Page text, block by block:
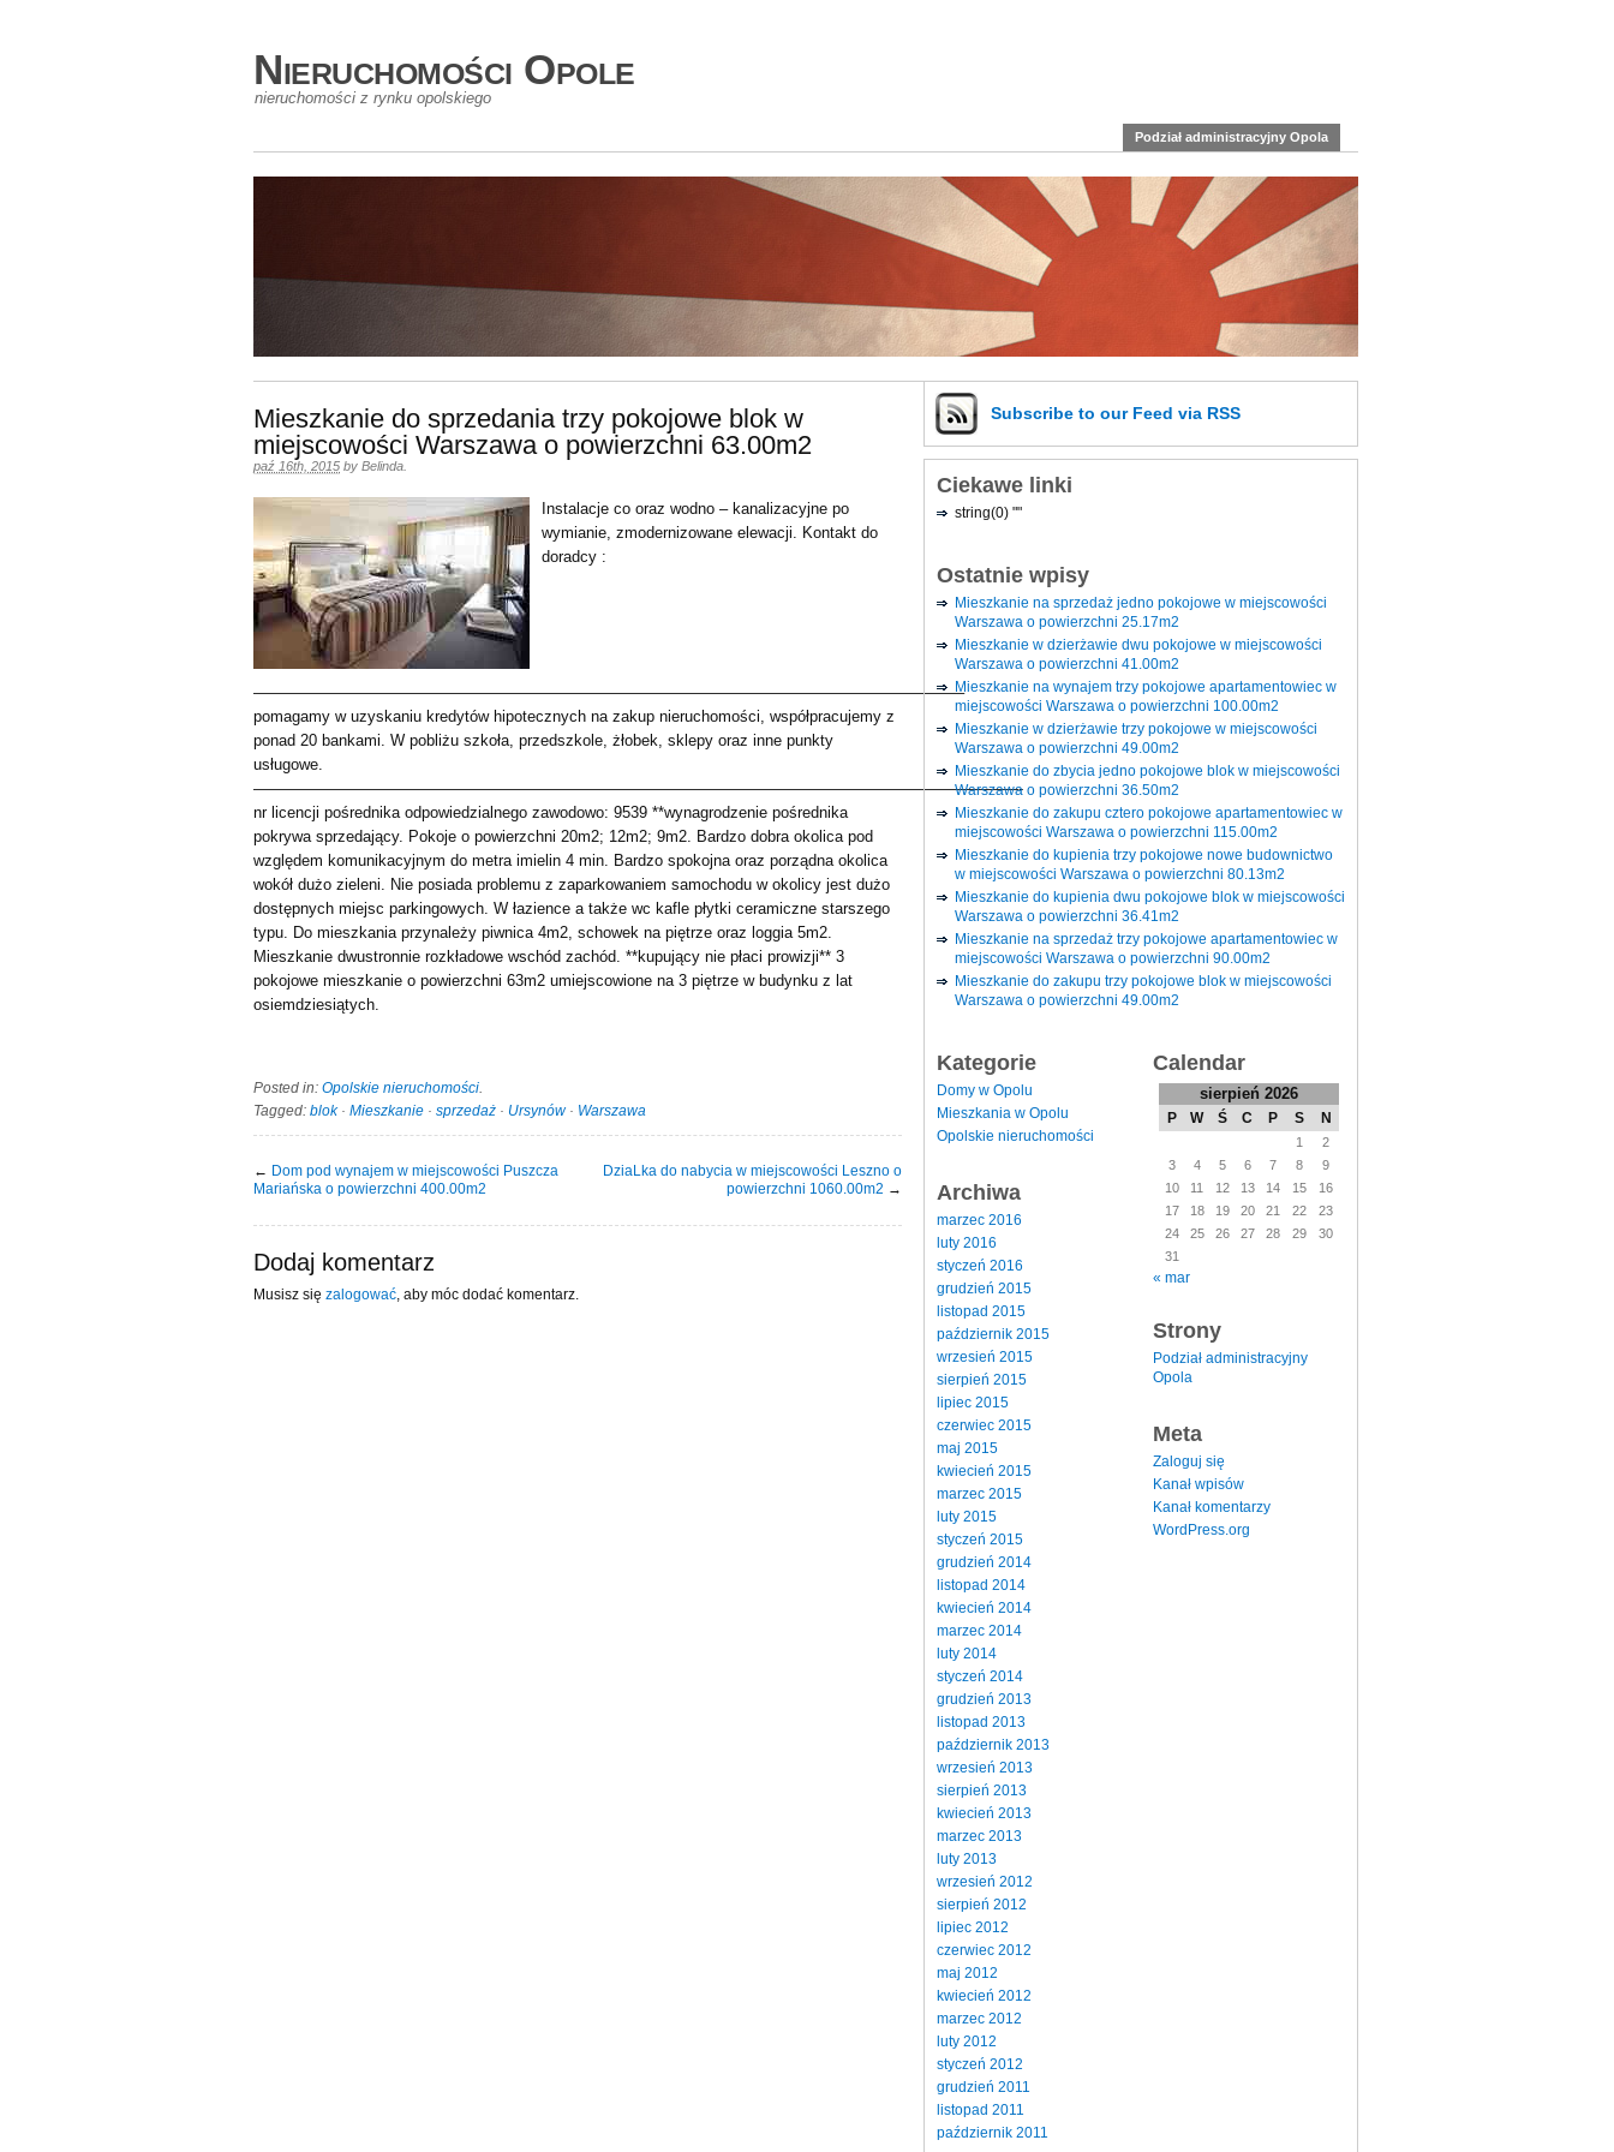
Nieruchomości Opole
nieruchomości z rynku opolskiego
Podział administracyjny Opola
Mieszkanie do sprzedania trzy pokojowe blok w
miejscowości Warszawa o powierzchni 63.00m2
paź 16th, 2015 by Belinda
Instalacje co oraz wodno – kanalizacyjne po
wymianie, zmodernizowane elewacji. Kontakt do
doradcy :
—————————————————————————————————————————————–
pomagamy w uzyskaniu kredytów hipotecznych na zakup nieruchomości, współpracujemy z
ponad 20 bankami. W pobliżu szkoła, przedszkole, żłobek, sklepy oraz inne punkty
usługowe.
—————————————————————————————————————————————————-
nr licencji pośrednika odpowiedzialnego zawodowo: 9539 **wynagrodzenie pośrednika
pokrywa sprzedający. Pokoje o powierzchni 20m2; 12m2; 9m2. Bardzo dobra okolica pod
względem komunikacyjnym do metra imielin 4 min. Bardzo spokojna oraz porządna okolica
wokół dużo zieleni. Nie posiada problemu z zaparkowaniem samochodu w okolicy jest dużo
dostępnych miejsc parkingowych. W łazience a także wc kafle płytki ceramiczne starszego
typu. Do mieszkania przynależy piwnica 4m2, schowek na piętrze oraz loggia 5m2.
Mieszkanie dwustronnie rozkładowe wschód zachód. **kupujący nie płaci prowizji** 3
pokojowe mieszkanie o powierzchni 63m2 umiejscowione na 3 piętrze w budynku z lat
osiemdziesiątych.
Posted in: Opolskie nieruchomości.
Tagged: blok· Mieszkanie · sprzedaż · Ursynów· Warszawa
← Dom pod wynajem w miejscowości Puszcza
Mariańska o powierzchni 400.00m2
DziaLka do nabycia w miejscowości Leszno o
powierzchni 1060.00m2 →
Dodaj komentarz
Musisz się zalogować , aby móc dodać komentarz.
Subscribe to our Feed via RSS
Ciekawe linki
string(0) ""
Ostatnie wpisy
Mieszkanie na sprzedaż jedno pokojowe w miejscowości
Warszawa o powierzchni 25.17m2
Mieszkanie w dzierżawie dwu pokojowe w miejscowości
Warszawa o powierzchni 41.00m2
Mieszkanie na wynajem trzy pokojowe apartamentowiec w
miejscowości Warszawa o powierzchni 100.00m2
Mieszkanie w dzierżawie trzy pokojowe w miejscowości
Warszawa o powierzchni 49.00m2
Mieszkanie do zbycia jedno pokojowe blok w miejscowości
Warszawa o powierzchni 36.50m2
Mieszkanie do zakupu cztero pokojowe apartamentowiec w
miejscowości Warszawa o powierzchni 115.00m2
Mieszkanie do kupienia trzy pokojowe nowe budownictwo
w miejscowości Warszawa o powierzchni 80.13m2
Mieszkanie do kupienia dwu pokojowe blok w miejscowości
Warszawa o powierzchni 36.41m2
Mieszkanie na sprzedaż trzy pokojowe apartamentowiec w
miejscowości Warszawa o powierzchni 90.00m2
Mieszkanie do zakupu trzy pokojowe blok w miejscowości
Warszawa o powierzchni 49.00m2
Kategorie
Domy w Opolu
Mieszkania w Opolu
Opolskie nieruchomości
Archiwa
marzec 2016
luty 2016
styczeń 2016
grudzień 2015
listopad 2015
październik 2015
wrzesień 2015
sierpień 2015
lipiec 2015
czerwiec 2015
maj 2015
kwiecień 2015
marzec 2015
luty 2015
styczeń 2015
grudzień 2014
listopad 2014
kwiecień 2014
marzec 2014
luty 2014
styczeń 2014
grudzień 2013
listopad 2013
październik 2013
wrzesień 2013
sierpień 2013
kwiecień 2013
marzec 2013
luty 2013
wrzesień 2012
sierpień 2012
lipiec 2012
czerwiec 2012
maj 2012
kwiecień 2012
marzec 2012
luty 2012
styczeń 2012
grudzień 2011
listopad 2011
październik 2011
Calendar
sierpień 2026
P W Ś C P S N
1
2
3
4 5 6 7 8
9
10
11 12 13 14 15
16
17
18 19 20 21 22
23
24
25 26 27 28 29
30
31
« mar
Strony
Podział administracyjny
Opola
Meta
Zaloguj się
Kanał wpisów
Kanał komentarzy
WordPress.org